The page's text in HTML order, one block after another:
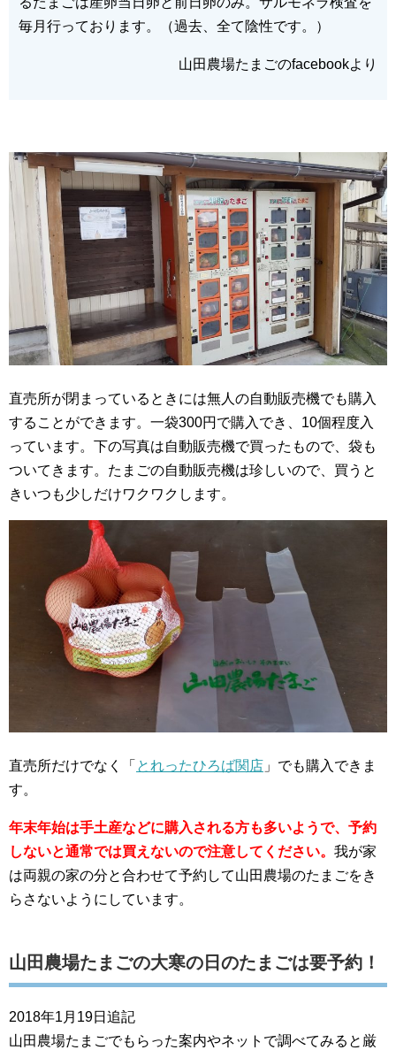
毎月行っております。（過去、全て陰性です。）
山田農場たまごのfacebookより
直売所が閉まっているときには無人の自動販売機でも購入
することができます。一袋300円で購入でき、10個程度入
っています。下の写真は自動販売機で買ったもので、袋も
ついてきます。たまごの自動販売機は珍しいので、買うと
きいつも少しだけワクワクします。
直売所だけでなく「 とれったひろば関店 」でも購入できま
す。
年末年始は手土産などに購入される方も多いようで、予約
しないと通常では買えないので注意してください。 我が家
は両親の家の分と合わせて予約して山田農場のたまごをき
らさないようにしています。
山田農場たまごの大寒の日のたまごは要予約！
2018年1月19日追記
山田農場たまごでもらった案内やネットで調べてみると厳